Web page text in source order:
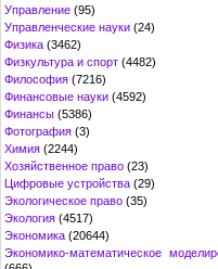
Управление (95)
Управленческие науки (24)
Физика (3462)
Физкультура и спорт (4482)
Философия (7216)
Финансовые науки (4592)
Финансы (5386)
Фотография (3)
Химия (2244)
Хозяйственное право (23)
Цифровые устройства (29)
Экологическое право (35)
Экология (4517)
Экономика (20644)
Экономико-математическое